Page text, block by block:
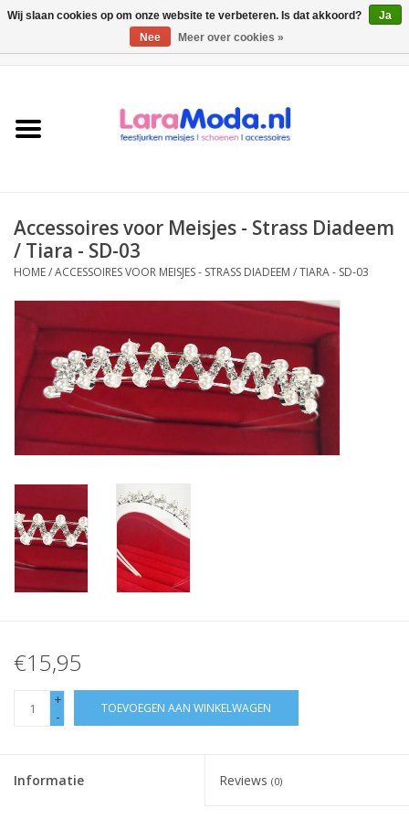
collecties
Bolero meisje
SALE
Private Shopping
Contact
Accessoires voor Meisjes - Strass Diadeem
/ Tiara - SD-03
HOME/ACCESSOIRES VOOR MEISJES - STRASS DIADEEM / TIARA - SD-03
€15,95
+
-
TOEVOEGEN AAN WINKELWAGEN
Informatie Reviews (0)
Wij slaan cookies op om onze website te verbeteren. Is dat akkoord?
Ja
Nee
Meer over cookies »